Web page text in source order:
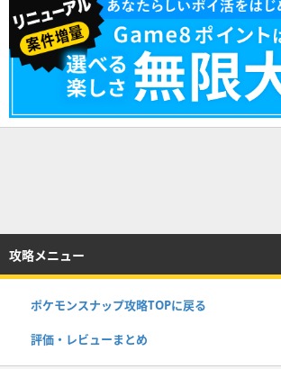
攻略メニュー
ポケモンスナップ攻略TOPに戻る
評価・レビューまとめ